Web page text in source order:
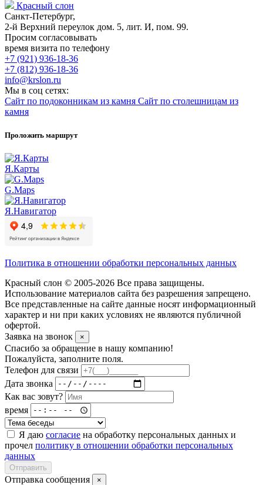
Красный слон
Санкт-Петербург,
2-й Верхний переулок дом. 5, лит. И, пом. 99.
Просим согласовывать
время визита по телефону
+7 (921) 936-18-36
+7 (812) 936-18-36
info@krslon.ru
Мы в соц сетях:
Сайт по подоконникам из камня Сайт по столешницам из
камня
Проложить маршрут
Я.Карты
G.Maps
Я.Навигатор
Политика в отношении обработки персональных данных
Красный слон © 2005-2026 Все права защищены.
Использование материалов сайта без разрешения запрещено.
Все представленные на сайте данные носят информационный
характер и ни при каких условиях не являются публичной
офертой.
Заявка на звонок
×
Спасибо за обращение в нашу компанию!
Пожалуйста, заполните поля.
Телефон для связи
Дата звонка
Как вас зовут?
время
Я даю согласие на обработку персональных данных и
прочел политику в отношении обработки персональных
данных
Отправить
Отправка сообщения ×